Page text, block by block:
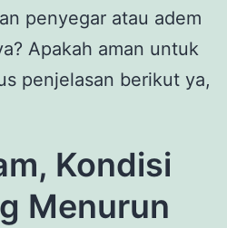
penyegar atau adem
Apakah aman untuk
penjelasan berikut ya,
Kondisi
Menurun